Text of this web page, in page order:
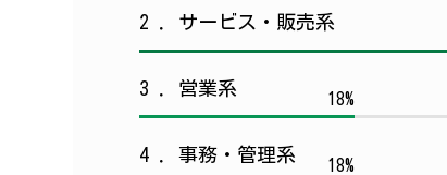
2 ．サービス・販売系
3 ．営業系
18%
4 ．事務・管理系
18%